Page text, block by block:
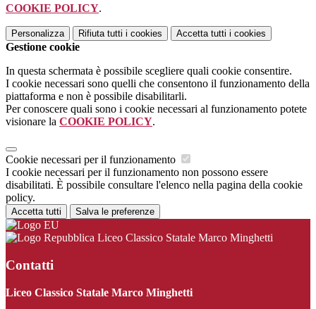
COOKIE POLICY.
Personalizza Rifiuta tutti i cookies Accetta tutti i cookies
Gestione cookie
In questa schermata è possibile scegliere quali cookie consentire.
I cookie necessari sono quelli che consentono il funzionamento della
piattaforma e non è possibile disabilitarli.
Per conoscere quali sono i cookie necessari al funzionamento potete
visionare la COOKIE POLICY.
Cookie necessari per il funzionamento
I cookie necessari per il funzionamento non possono essere
disabilitati. È possibile consultare l'elenco nella pagina della cookie
policy.
Accetta tutti Salva le preferenze
Liceo Classico Statale Marco Minghetti
Contatti
Liceo Classico Statale Marco Minghetti